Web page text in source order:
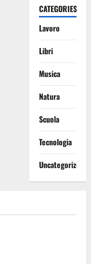
CATEGORIES
Lavoro
Libri
Musica
Natura
Scuola
Tecnologia
Uncategorized